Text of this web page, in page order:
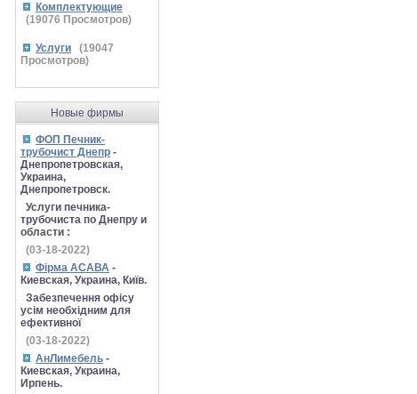
Комплектующие
(19076 Просмотров)
Услуги (19047
Просмотров)
Новые фирмы
ФОП Печник-
трубочист Днепр -
Днепропетровская,
Украина,
Днепропетровск.
Услуги печника-
трубочиста по Днепру и
области :
(03-18-2022)
Фірма АСАВА -
Киевская, Украина, Київ.
Забезпечення офісу
усім необхідним для
ефективної
(03-18-2022)
АнЛимебель -
Киевская, Украина,
Ирпень.